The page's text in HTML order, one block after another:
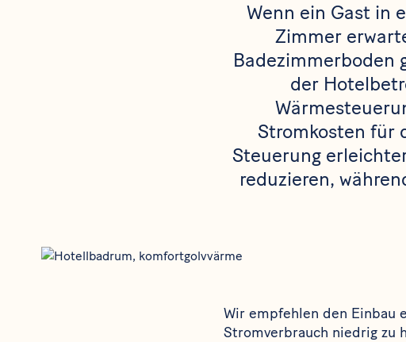
Wenn ein Gast in
Zimmer
Badezimmerboden
der
Stromkosten für
Steuerung
reduzieren,
Wir empfehlen den Einbau
Stromverbrauch niedrig zu